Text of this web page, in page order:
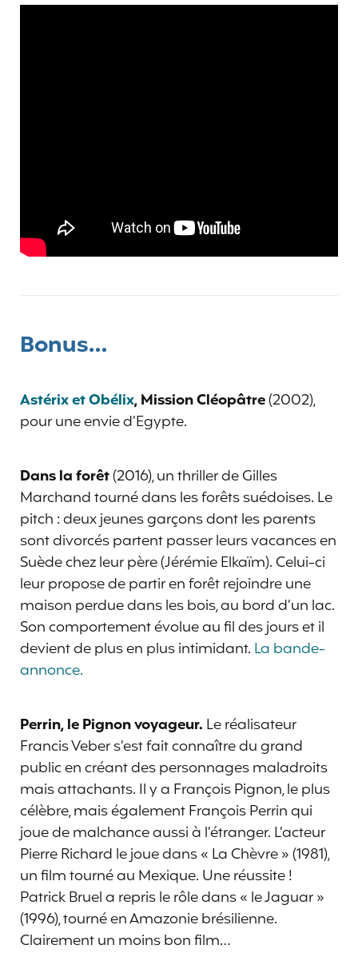
Bonus…
Astérix et Obélix, Mission Cléopâtre(2002),
pour une envie d’Egypte.
Dans la forêt(2016), un thriller de Gilles
Marchand tourné dans les forêts suédoises. Le
pitch : deux jeunes garçons dont les parents
sont divorcés partent passer leurs vacances en
Suède chez leur père (Jérémie Elkaïm). Celui-ci
leur propose de partir en forêt rejoindre une
maison perdue dans les bois, au bord d’un lac.
Son comportement évolue au fil des jours et il
devient de plus en plus intimidant. La bande-
annonce.
Perrin, le Pignon voyageur. Le réalisateur
Francis Veber s’est fait connaître du grand
public en créant des personnages maladroits
mais attachants. Il y a François Pignon, le plus
célèbre, mais également François Perrin qui
joue de malchance aussi à l’étranger. L’acteur
Pierre Richard le joue dans « La Chèvre » (1981),
un film tourné au Mexique. Une réussite !
Patrick Bruel a repris le rôle dans « le Jaguar »
(1996), tourné en Amazonie brésilienne.
Clairement un moins bon film…